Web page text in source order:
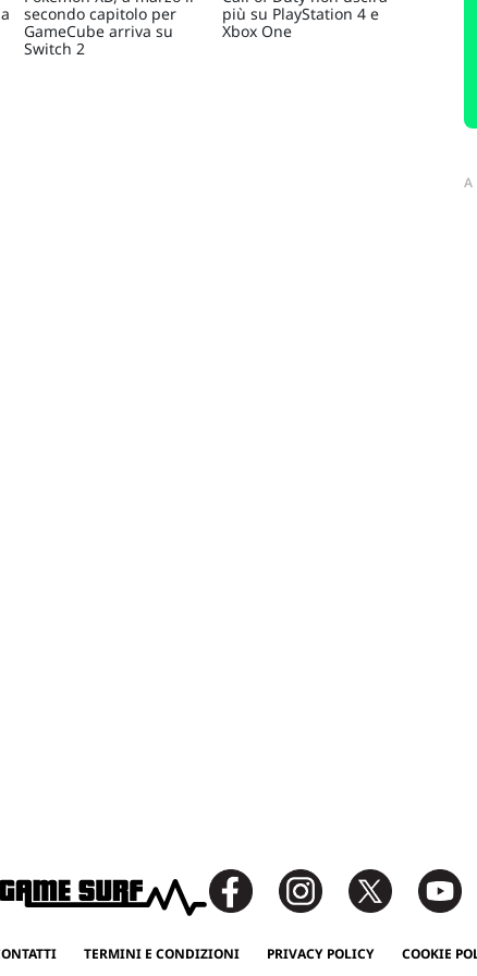
secondo capitolo per
GameCube arriva su
Switch 2
più su PlayStation 4 e
Xbox One
TERMINI E CONDIZIONI PRIVACY POLICY COOKIE